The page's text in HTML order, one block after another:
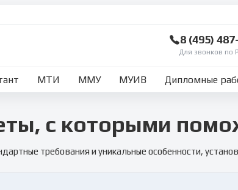
8 (495)
Для звонков по
МТИ ММУ МУИВ Дипломные
с которыми
требования и уникальные особенности,